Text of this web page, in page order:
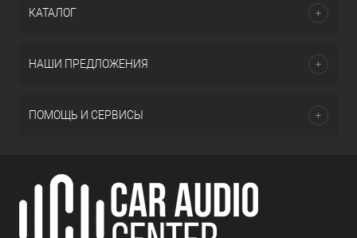
КАТАЛОГ
НАШИ ПРЕДЛОЖЕНИЯ
ПОМОЩЬ И СЕРВИСЫ